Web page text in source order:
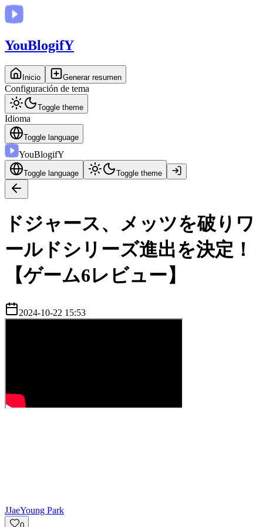
YouBlogifY
Inicio Generar resumen
Configuración de tema
Toggle theme
Idioma
Toggle language
YouBlogifY
Toggle language Toggle theme
ドジャース、メッツを破りワ
ールドシリーズ進出を決定！
【ゲーム6レビュー】
2024-10-22 15:53
JJaeYoung Park